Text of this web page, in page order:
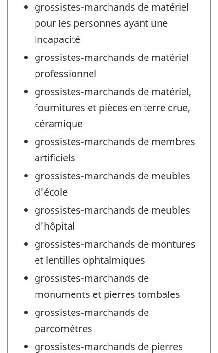
grossistes-marchands de matériel
pour les personnes ayant une
incapacité
grossistes-marchands de matériel
professionnel
grossistes-marchands de matériel,
fournitures et pièces en terre crue,
céramique
grossistes-marchands de membres
artificiels
grossistes-marchands de meubles
d'école
grossistes-marchands de meubles
d'hôpital
grossistes-marchands de montures
et lentilles ophtalmiques
grossistes-marchands de
monuments et pierres tombales
grossistes-marchands de
parcomètres
grossistes-marchands de pierres